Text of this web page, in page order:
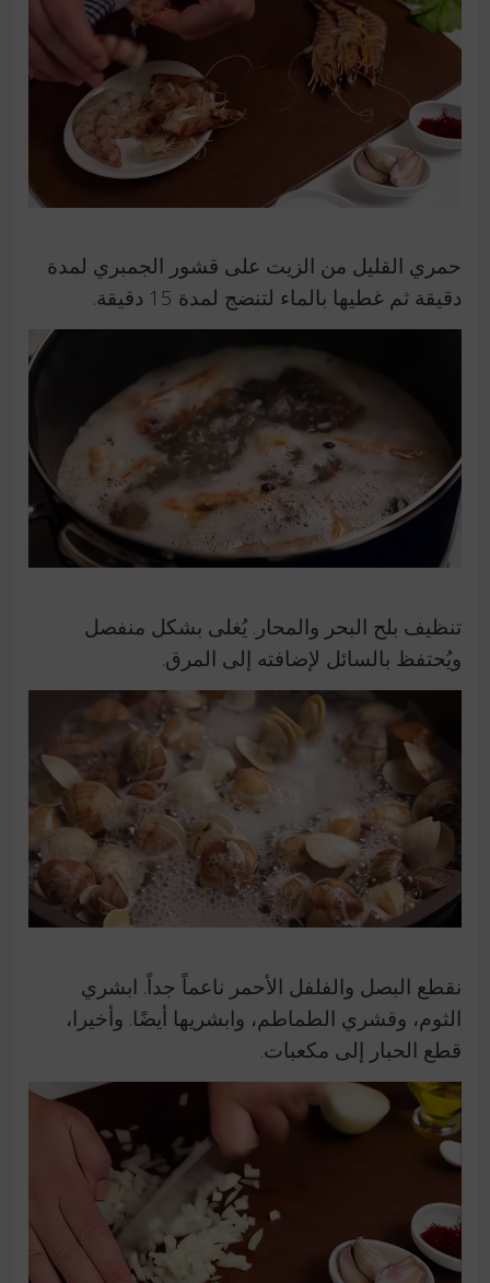
حمري القليل من الزيت على قشور الجمبري لمدة
دقيقة ثم غطيها بالماء لتنضج لمدة 15 دقيقة.
تنظيف بلح البحر والمحار. يُغلى بشكل منفصل
ويُحتفظ بالسائل لإضافته إلى المرق.
نقطع البصل والفلفل الأحمر ناعماً جداً. ابشري
الثوم، وقشري الطماطم، وابشريها أيضًا. وأخيرا،
قطع الحبار إلى مكعبات.